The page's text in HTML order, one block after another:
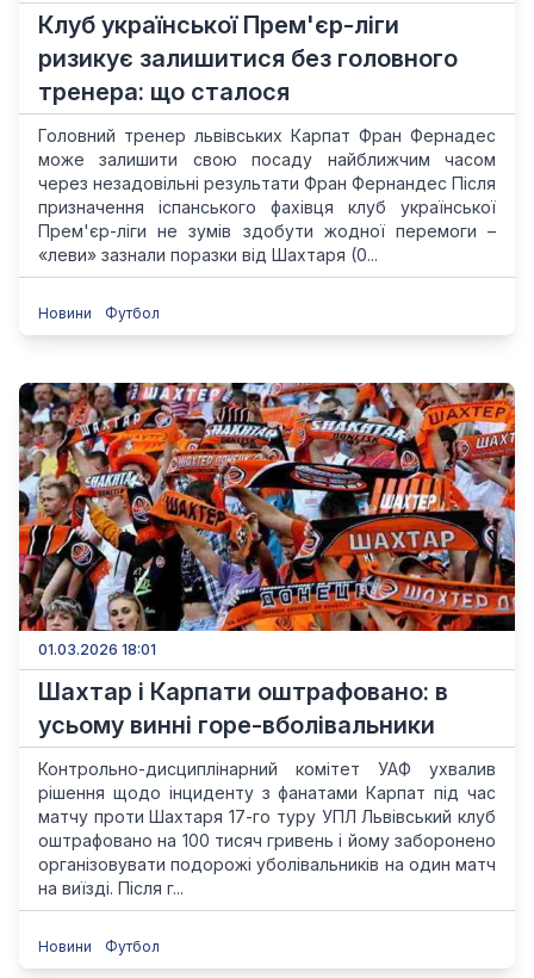
Клуб української Прем'єр-ліги
ризикує залишитися без головного
тренера: що сталося
Головний тренер львівських Карпат Фран Фернадес
може залишити свою посаду найближчим часом
через незадовільні результати Фран Фернандес Після
призначення іспанського фахівця клуб української
Прем'єр-ліги не зумів здобути жодної перемоги –
«леви» зазнали поразки від Шахтаря (0...
Новини Футбол
01.03.2026 18:01
Шахтар і Карпати оштрафовано: в
усьому винні горе-вболівальники
Контрольно-дисциплінарний комітет УАФ ухвалив
рішення щодо інциденту з фанатами Карпат під час
матчу проти Шахтаря 17-го туру УПЛ Львівський клуб
оштрафовано на 100 тисяч гривень і йому заборонено
організовувати подорожі уболівальників на один матч
на виїзді. Після г...
Новини Футбол